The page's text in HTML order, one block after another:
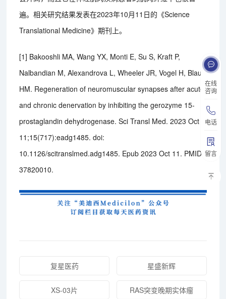
在线
咨询
电话
留言
遍。相关研究结果发表在2023年10月11日的《Science
Translational Medicine》期刊上。
[1] Bakooshli MA, Wang YX, Monti E, Su S, Kraft P,
Nalbandian M, Alexandrova L, Wheeler JR, Vogel H, Blau
HM. Regeneration of neuromuscular synapses after acute
and chronic denervation by inhibiting the gerozyme 15-
prostaglandin dehydrogenase. Sci Transl Med. 2023 Oct
11;15(717):eadg1485. doi:
10.1126/scitranslmed.adg1485. Epub 2023 Oct 11. PMID:
37820010.
复星医药 星盛新辉
XS-03片 RAS突变晚期实体瘤